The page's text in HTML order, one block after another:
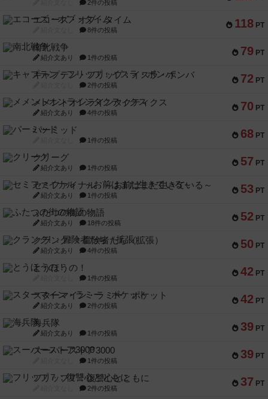
2件の投稿
118 PT
エコーズ・オブ・タイム
8件の投稿
79 PT
南北戦争
紹介文あり 1件の投稿
72 PT
キャプテン・フリップ：イスラ・ボンバ
2件の投稿
70 PT
メメントオンラインタクティクス
紹介文あり 4件の投稿
68 PT
パーミッド
1件の投稿
57 PT
クリーグ
紹介文あり 1件の投稿
53 PT
セミファイナル ～お前はまだ生きている～
紹介文あり 1件の投稿
52 PT
ふたつの街の物語
紹介文あり 18件の投稿
50 PT
クランク! ：冒険者たち（拡張）
紹介文あり 4件の投稿
42 PT
とうほうの！
1件の投稿
42 PT
スターマイン・ラミー ポケット
紹介文あり 2件の投稿
39 PT
海兵隊
紹介文あり 1件の投稿
39 PT
スーパーストア3000
1件の投稿
37 PT
フリップ７：復讐心とともに
2件の投稿